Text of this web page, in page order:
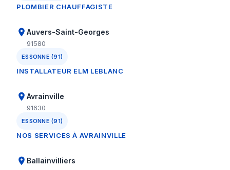
PLOMBIER CHAUFFAGISTE
Auvers-Saint-Georges
91580
ESSONNE (91)
INSTALLATEUR ELM LEBLANC
Avrainville
91630
ESSONNE (91)
NOS SERVICES À AVRAINVILLE
Ballainvilliers